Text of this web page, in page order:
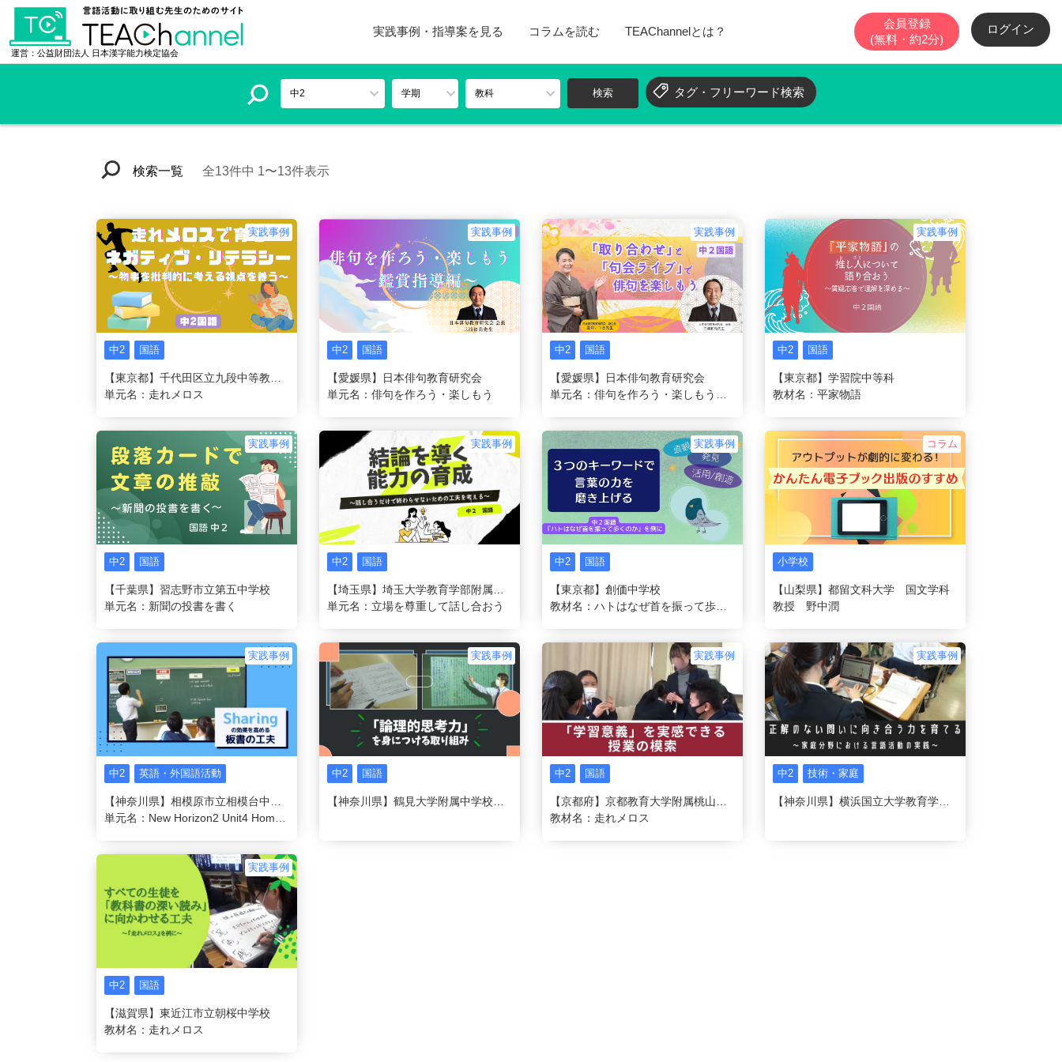
運営：公益財団法人 日本漢字能力検定協会
実践事例・指導案を見る コラムを読む TEAChannelとは？
会員登録
(無料・約2分)
ログイン
タグ・フリーワード検索
TEAChannel 検索一覧
検索一覧 全13件中 1〜13件表示
実践事例
中2 国語
単元名：走れメロス
実践事例
中2 国語
【愛媛県】日本俳句教育研究会
単元名：俳句を作ろう・楽しもう
実践事例
中2 国語
【愛媛県】日本俳句教育研究会
実践事例
中2 国語
【東京都】学習院中等科
教材名：平家物語
実践事例
中2 国語
【千葉県】習志野市立第五中学校
単元名：新聞の投書を書く
実践事例
中2 国語
単元名：立場を尊重して話し合おう
実践事例
中2 国語
【東京都】創価中学校
コラム
小学校
【山梨県】都留文科大学 国文学科
教授 野中潤
実践事例
中2 英語・外国語活動
実践事例
中2 国語
実践事例
中2 国語
教材名：走れメロス
実践事例
中2 技術・家庭
実践事例
中2 国語
【滋賀県】東近江市立朝桜中学校
教材名：走れメロス